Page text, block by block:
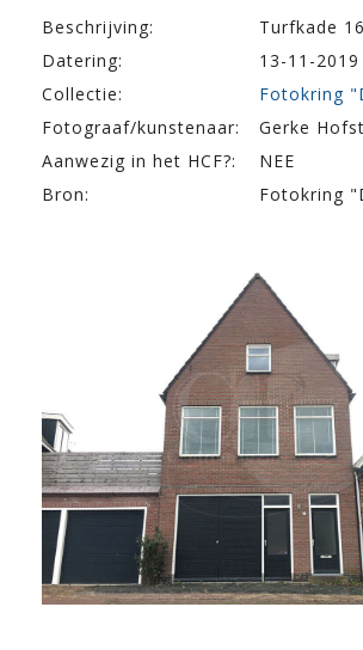
Beschrijving:
Turfkade 16
Datering:
13-11-2019
Collectie:
Fotokring
Fotograaf/kunstenaar:
Gerke
Aanwezig in het HCF?:
NEE
Bron:
Fotokring